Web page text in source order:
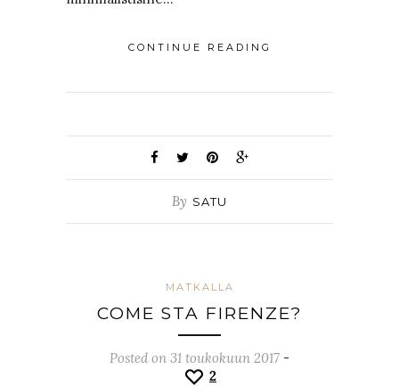
CONTINUE READING
By SATU
MATKALLA
COME STA FIRENZE?
Posted on 31 toukokuun 2017 -
2